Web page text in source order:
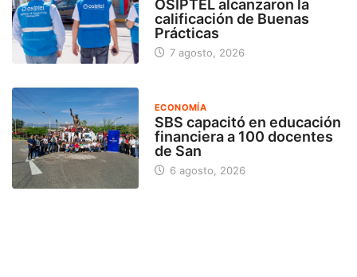
OSIPTEL alcanzaron la
calificación de Buenas
Prácticas
7 agosto, 2026
ECONOMÍA
SBS capacitó en educación
financiera a 100 docentes
de San
6 agosto, 2026